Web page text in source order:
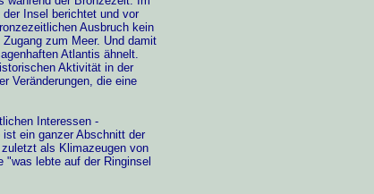
Insel berichtet und vor
Ausbruch kein
zum Meer. Und damit
Atlantis ähnelt.
Aktivität in der
Veränderungen, die eine
Interessen -
ein ganzer Abschnitt der
als Klimazeugen von
"was lebte auf der Ringinsel